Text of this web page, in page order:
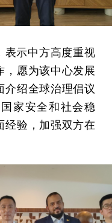
表示中方高度重视
，愿为该中心发展
介绍全球治理倡议
家安全和社会稳
经验，加强双方在